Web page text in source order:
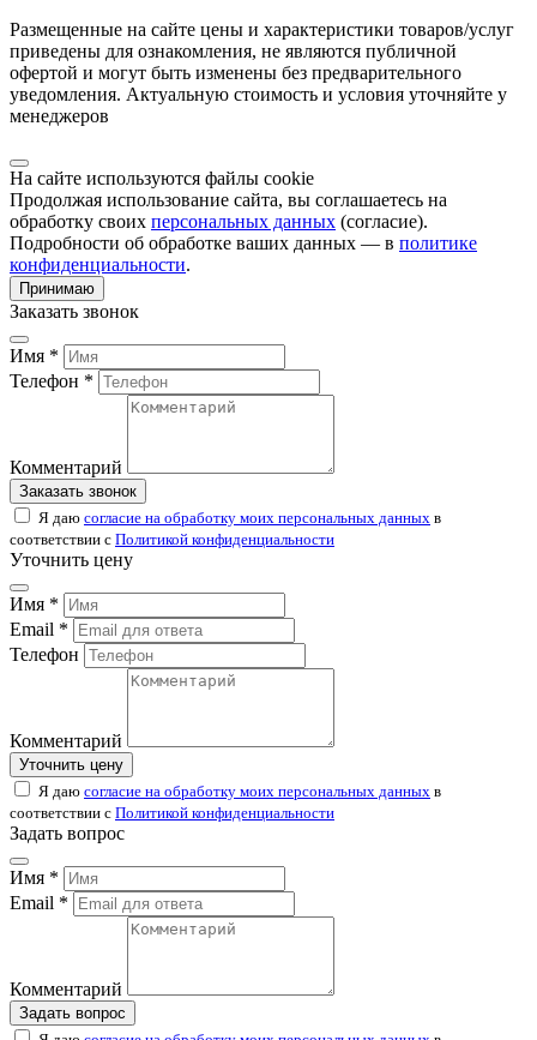
Размещенные на сайте цены и характеристики товаров/услуг
приведены для ознакомления, не являются публичной
офертой и могут быть изменены без предварительного
уведомления. Актуальную стоимость и условия уточняйте у
менеджеров
На сайте используются файлы cookie
Продолжая использование сайта, вы соглашаетесь на
обработку своих персональных данных (согласие).
Подробности об обработке ваших данных — в политике
конфиденциальности.
Принимаю
Заказать звонок
Имя *
Телефон *
Комментарий
Заказать звонок
Я даю согласие на обработку моих персональных данных в
соответствии с Политикой конфиденциальности
Уточнить цену
Имя *
Email *
Телефон
Комментарий
Уточнить цену
Я даю согласие на обработку моих персональных данных в
соответствии с Политикой конфиденциальности
Задать вопрос
Имя *
Email *
Комментарий
Задать вопрос